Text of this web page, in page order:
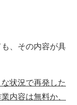
も、その内容が具
状況で再発した
内容は無料か、